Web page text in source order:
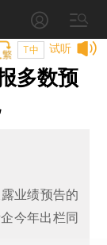
试听
T中
多数预
业绩预告的
今年出栏同